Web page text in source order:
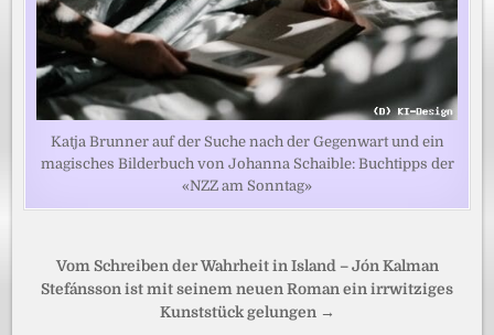
Katja Brunner auf der Suche nach der Gegenwart und ein
magisches Bilderbuch von Johanna Schaible: Buchtipps der
«NZZ am Sonntag»
Beitragsnavigation
Vom Schreiben der Wahrheit in Island – Jón Kalman
Stefánsson ist mit seinem neuen Roman ein irrwitziges
Kunststück gelungen →